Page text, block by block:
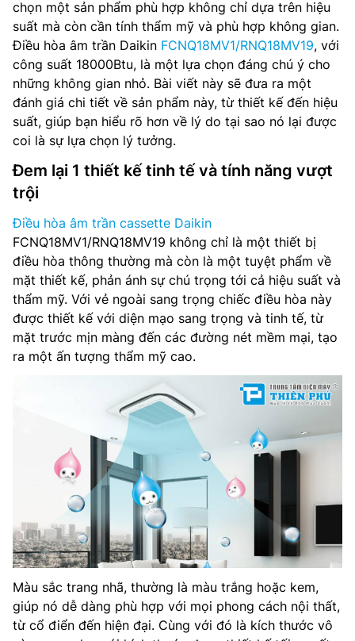
chọn một sản phẩm phù hợp không chỉ dựa trên hiệu
suất mà còn cần tính thẩm mỹ và phù hợp không gian.
Điều hòa âm trần Daikin FCNQ18MV1/RNQ18MV19, với
công suất 18000Btu, là một lựa chọn đáng chú ý cho
những không gian nhỏ. Bài viết này sẽ đưa ra một
đánh giá chi tiết về sản phẩm này, từ thiết kế đến hiệu
suất, giúp bạn hiểu rõ hơn về lý do tại sao nó lại được
coi là sự lựa chọn lý tưởng.
Đem lại 1 thiết kế tinh tế và tính năng vượt
trội
Điều hòa âm trần cassette Daikin
FCNQ18MV1/RNQ18MV19 không chỉ là một thiết bị
điều hòa thông thường mà còn là một tuyệt phẩm về
mặt thiết kế, phản ánh sự chú trọng tới cả hiệu suất và
thẩm mỹ. Với vẻ ngoài sang trọng chiếc điều hòa này
được thiết kế với diện mạo sang trọng và tinh tế, từ
mặt trước mịn màng đến các đường nét mềm mại, tạo
ra một ấn tượng thẩm mỹ cao.
Màu sắc trang nhã, thường là màu trắng hoặc kem,
giúp nó dễ dàng phù hợp với mọi phong cách nội thất,
từ cổ điển đến hiện đại. Cùng với đó là kích thước vô